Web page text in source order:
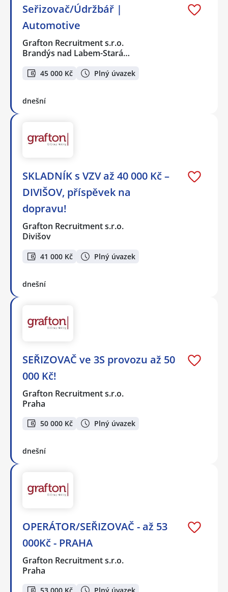
Seřizovač/Údržbář |
Automotive
Grafton Recruitment s.r.o.
Brandýs nad Labem-Stará…
45 000 Kč Plný úvazek
dnešní
SKLADNÍK s VZV až 40 000 Kč –
DIVIŠOV, příspěvek na
dopravu!
Grafton Recruitment s.r.o.
Divišov
41 000 Kč Plný úvazek
dnešní
SEŘIZOVAČ ve 3S provozu až 50
000 Kč!
Grafton Recruitment s.r.o.
Praha
50 000 Kč Plný úvazek
dnešní
OPERÁTOR/SEŘIZOVAČ - až 53
000Kč - PRAHA
Grafton Recruitment s.r.o.
Praha